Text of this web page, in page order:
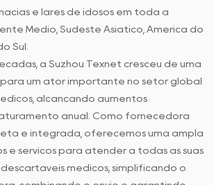
e lares de idosos em toda a
Médio, Sudeste Asiático, América do
Sul.
a Suzhou Texnet cresceu de uma
um ator importante no setor global
alcançando aumentos
anual. Como fornecedora
e integrada, oferecemos uma ampla
e serviços para atender a todas as suas
médicos, simplificando o